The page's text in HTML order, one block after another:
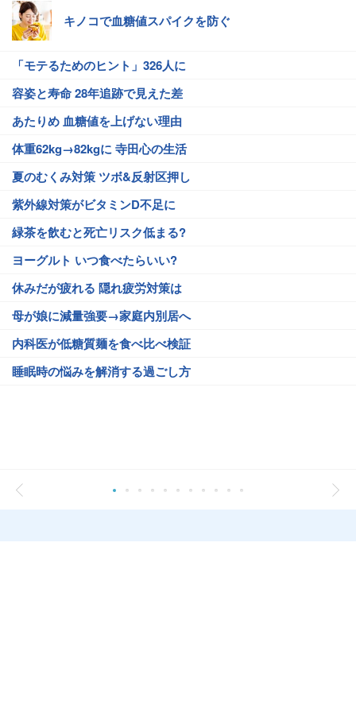
キノコで血糖値スパイクを防ぐ
「モテるためのヒント」326人に
容姿と寿命 28年追跡で見えた差
あたりめ 血糖値を上げない理由
体重62kg→82kgに 寺田心の生活
夏のむくみ対策 ツボ&反射区押し
紫外線対策がビタミンD不足に
緑茶を飲むと死亡リスク低まる?
ヨーグルト いつ食べたらいい?
休みだが疲れる 隠れ疲労対策は
母が娘に減量強要→家庭内別居へ
内科医が低糖質麺を食べ比べ検証
睡眠時の悩みを解消する過ごし方